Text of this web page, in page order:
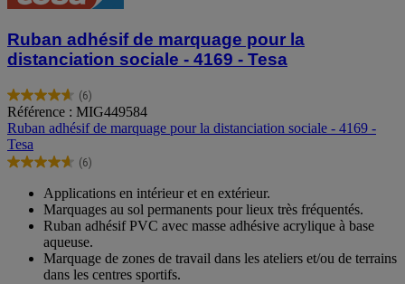
Ruban adhésif de marquage pour la
distanciation sociale - 4169 - Tesa
(6)
4.7
sur
5
étoiles.
6
Référence : MIG449584
Ruban adhésif de marquage pour la distanciation sociale - 4169 -
Tesa
(6)
4.7
étoiles.
Applications en intérieur et en extérieur.
Marquages au sol permanents pour lieux très fréquentés.
Ruban adhésif PVC avec masse adhésive acrylique à base
aqueuse.
Marquage de zones de travail dans les ateliers et/ou de terrains
dans les centres sportifs.